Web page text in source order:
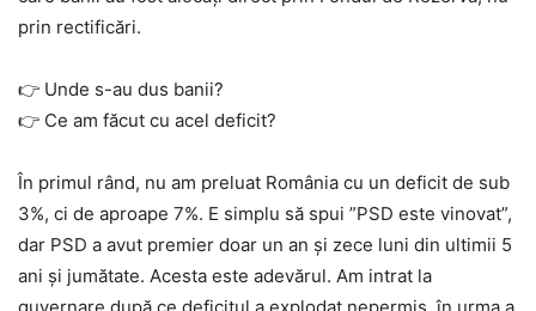
prin rectificări.
👉 Unde s-au dus banii?
👉 Ce am făcut cu acel deficit?
În primul rând, nu am preluat România cu un deficit de sub
3%, ci de aproape 7%. E simplu să spui ”PSD este vinovat”,
dar PSD a avut premier doar un an și zece luni din ultimii 5
ani și jumătate. Acesta este adevărul. Am intrat la